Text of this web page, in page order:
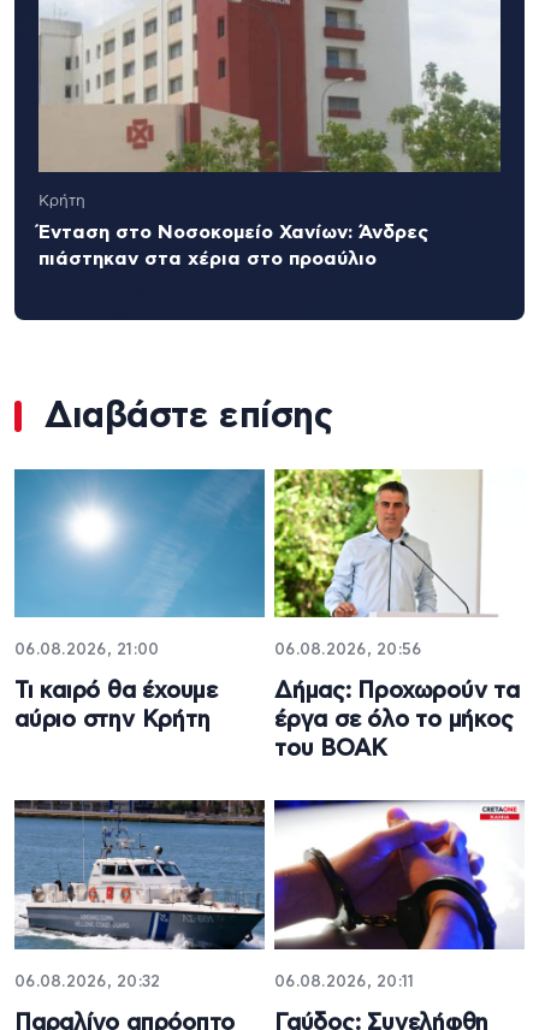
Κρήτη
Ένταση στο Νοσοκομείο Χανίων: Άνδρες
πιάστηκαν στα χέρια στο προαύλιο
Διαβάστε επίσης
06.08.2026, 21:00
Τι καιρό θα έχουμε
αύριο στην Κρήτη
06.08.2026, 20:56
Δήμας: Προχωρούν τα
έργα σε όλο το μήκος
του ΒΟΑΚ
06.08.2026, 20:32
Παραλίγο απρόοπτο
06.08.2026, 20:11
Γαύδος: Συνελήφθη